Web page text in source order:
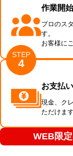
作業開始
プロのス
す。
お客様に
STEP
4
お支払い
現金、ク
ただけます
WEB限